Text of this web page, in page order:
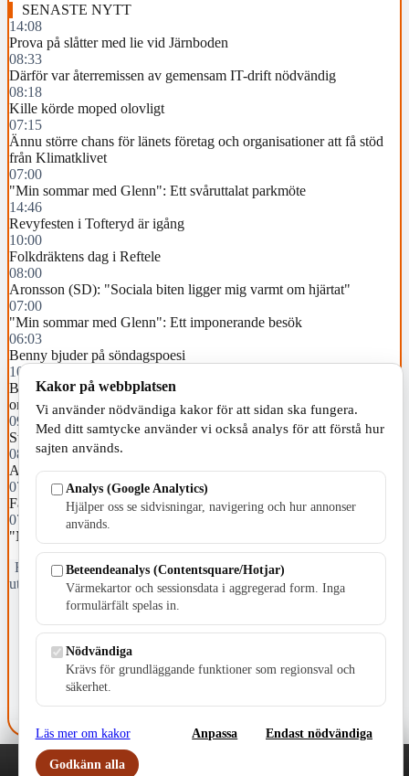
SENASTE NYTT
14:08
Prova på slåtter med lie vid Järnboden
08:33
Därför var återremissen av gemensam IT-drift nödvändig
08:18
Kille körde moped olovligt
07:15
Ännu större chans för länets företag och organisationer att få stöd
från Klimatklivet
07:00
"Min sommar med Glenn": Ett svåruttalat parkmöte
14:46
Revyfesten i Tofteryd är igång
10:00
Folkdräktens dag i Reftele
08:00
Aronsson (SD): "Sociala biten ligger mig varmt om hjärtat"
07:00
"Min sommar med Glenn": Ett imponerande besök
06:03
Benny bjuder på söndagspoesi
10:00
Bygg framtidens äldreomsorg i ett centralt läge – inte på Yggen-
området
09:18
Sverige behöver ett stabilt ledarskap i mitten av svensk politik!
08:00
Axelsson (KD): "Äldreomsorg blir viktig valfråga i höst"
07:15
Färre ungdomar klarade gymnasiet i tid
07:00
"Min sommar med Glenn": Ett bussigt stormöte
Fristående webbtidningsföretag grundat 1991 som sedan 2002 ger
ut tidningen Skillingaryd.nu och 2010 lanserades Värnamo.nu. Från
april 2026 omfattar Skillingaryd.nu tre kommuner: Gnosjö,
Värnamo och Vaggeryds kommun.
E-post: redaktionen@skillingaryd.nu
Postadress: Gisslaköp 1, 568 92 Skillingaryd
Kakinställningar
Kakor på webbplatsen
Vi använder nödvändiga kakor för att sidan ska fungera.
Med ditt samtycke använder vi också analys för att förstå hur
sajten används.
Analys (Google Analytics)
Hjälper oss se sidvisningar, navigering och hur annonser
används.
Beteendeanalys (Contentsquare/Hotjar)
Värmekartor och sessionsdata i aggregerad form. Inga
formulärfält spelas in.
Nödvändiga
Krävs för grundläggande funktioner som regionsval och
säkerhet.
Läs mer om kakor Anpassa Endast nödvändiga
Godkänn alla